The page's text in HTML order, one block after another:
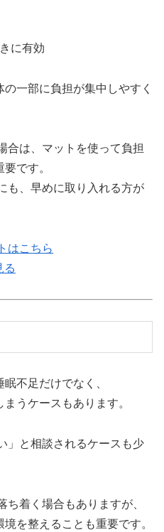
に有効
一部に負担が集中しやすく
合は、マットを使って負担
です。
も、早めに取り入れる方が
はこちら
る
不足だけでなく、
うケースもあります。
」と相談されるケースも少
着く場合もありますが、
を整えることも重要です。